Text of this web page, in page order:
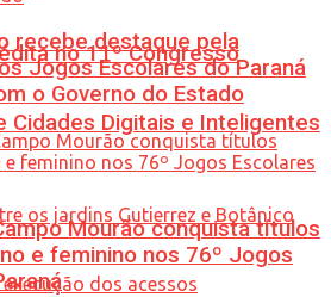
no 11º Congresso
Cidades Digitais e Inteligentes
recebe destaque pela
Jogos Escolares do Paraná
o Governo do Estado
Mourão conquista títulos
e feminino nos 76º Jogos